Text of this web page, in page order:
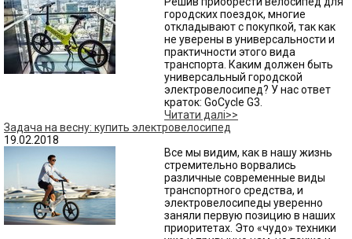
городских поездок, многие
откладывают с покупкой, так как
не уверены в универсальности и
практичности этого вида
транспорта. Каким должен быть
универсальный городской
электровелосипед? У нас ответ
краток: GoCycle G3.
Читати далі>>
Задача на весну: купить электровелосипед
19.02.2018
Все мы видим, как в нашу жизнь
стремительно ворвались
различные современные виды
транспортного средства, и
электровелосипеды уверенно
заняли первую позицию в наших
приоритетах. Это «чудо» техники